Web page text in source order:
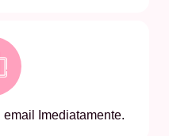
Imediatamente.